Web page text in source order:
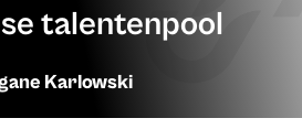
talentenpool
Karlowski